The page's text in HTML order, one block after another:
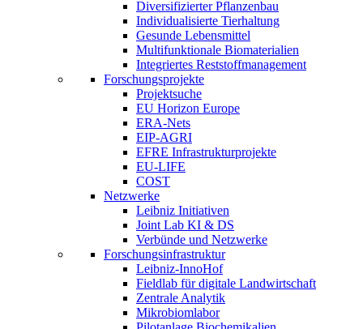
Diversifizierter Pflanzenbau
Individualisierte Tierhaltung
Gesunde Lebensmittel
Multifunktionale Biomaterialien
Integriertes Reststoffmanagement
Forschungsprojekte
Projektsuche
EU Horizon Europe
ERA-Nets
EIP-AGRI
EFRE Infrastrukturprojekte
EU-LIFE
COST
Netzwerke
Leibniz Initiativen
Joint Lab KI & DS
Verbünde und Netzwerke
Forschungsinfrastruktur
Leibniz-InnoHof
Fieldlab für digitale Landwirtschaft
Zentrale Analytik
Mikrobiomlabor